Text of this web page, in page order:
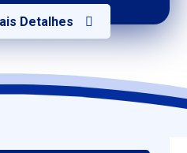
Detalhes